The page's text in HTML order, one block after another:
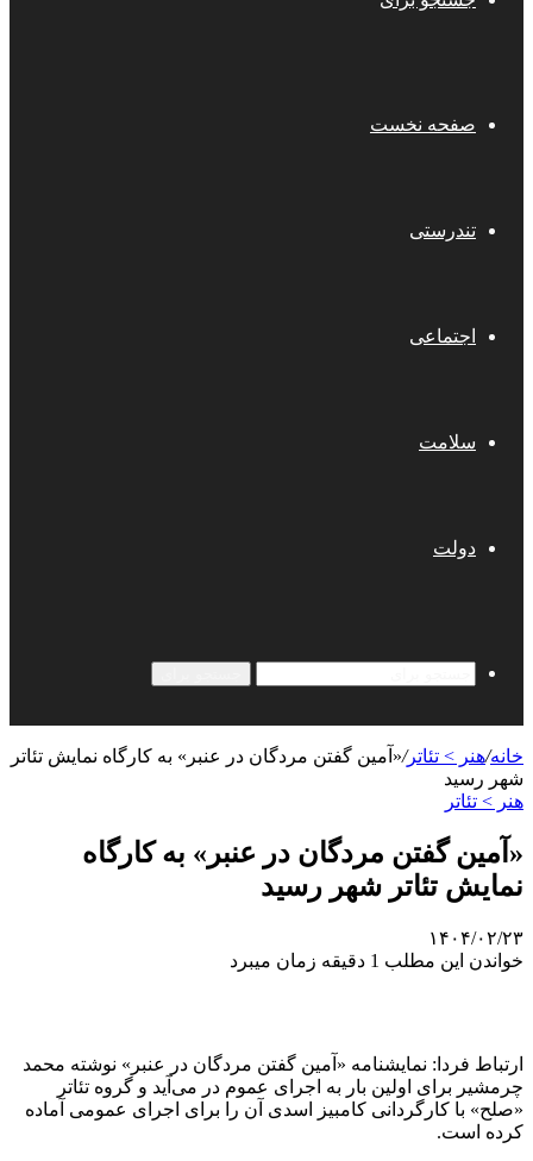
صفحه نخست
تندرستی
اجتماعی
سلامت
دولت
خانه/هنر > تئاتر/«آمین گفتن مردگان در عنبر» به کارگاه نمایش تئاتر
شهر رسید
هنر > تئاتر
«آمین گفتن مردگان در عنبر» به کارگاه
نمایش تئاتر شهر رسید
۱۴۰۴/۰۲/۲۳
خواندن این مطلب 1 دقیقه زمان میبرد
ارتباط فردا: نمایشنامه «آمین گفتن مردگان در عنبر» نوشته محمد
چرمشیر برای اولین بار به اجرای عموم در می‌آید و گروه تئاتر
«صلح» با کارگردانی کامبیز اسدی آن را برای اجرای عمومی آماده
کرده است.